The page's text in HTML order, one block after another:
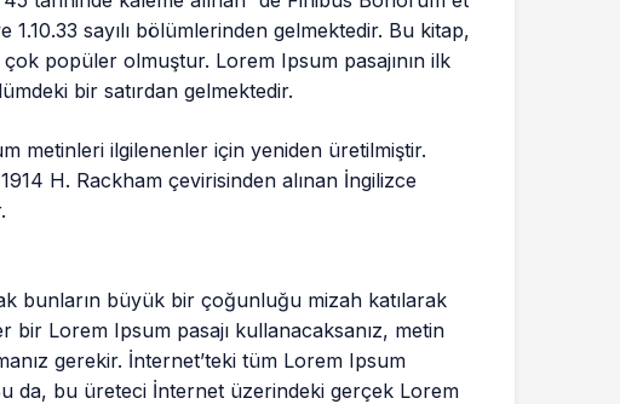
1.10.33 sayılı bölümlerinden gelmektedir. Bu kitap,
popüler olmuştur. Lorem Ipsum pasajının ilk
bir satırdan gelmektedir.
metinleri ilgilenenler için yeniden üretilmiştir.
H. Rackham çevirisinden alınan İngilizce
bunların büyük bir çoğunluğu mizah katılarak
Lorem Ipsum pasajı kullanacaksanız, metin
gerekir. İnternet’teki tüm Lorem Ipsum
da, bu üreteci İnternet üzerindeki gerçek Lorem